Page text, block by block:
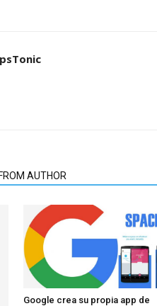
AUTHOR
Google crea su propia app de